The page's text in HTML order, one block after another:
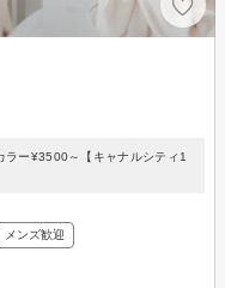
ー¥3500～【キャナルシティ1
メンズ歓迎